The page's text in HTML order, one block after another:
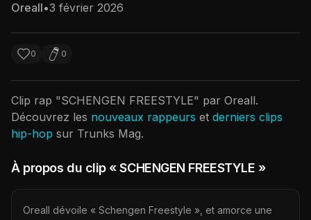
Oreall•3 février 2026
0 0
Clip rap "SCHENGEN FREESTYLE" par Oreall.
Découvrez les nouveaux rappeurs et derniers clips
hip-hop sur Trunks Mag.
À propos du clip« SCHENGEN FREESTYLE »
Oreall dévoile « Schengen Freestyle », et amorce une